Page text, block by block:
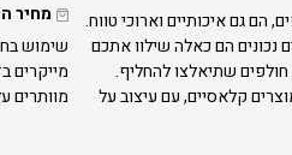
הם גם איכותיים וארוכי טווח.
נכונים הם כאלה שילוו אתכם
שתיאלצו להחליף.
קלאסיים, עם עיצוב על
מחיר
שימוש
מייקרים
מוותרים